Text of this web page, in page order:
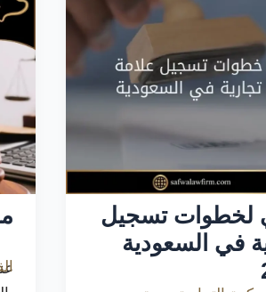
لخطوات تسجيل
في السعودية